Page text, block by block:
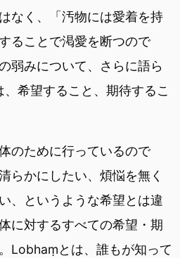
なく、「汚物には愛着を持
ることで渇愛を断つので
弱みについて、さらに語ら
希望すること、期待するこ
のために行っているので
らかにしたい、煩悩を無く
、というような希望とは違
に対するすべての希望・期
Lobhaṃとは、誰もが知って